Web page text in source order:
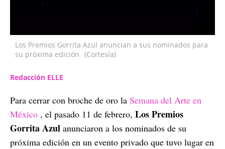
Los Premios Gorrita Azul anuncian a sus nominados para
su próxima edición (Cortesía)
Redacción ELLE
Para cerrar con broche de oro la Semana del Arte en
México , el pasado 11 de febrero, Los Premios
Gorrita Azul anunciaron a los nominados de su
próxima edición en un evento privado que tuvo lugar en